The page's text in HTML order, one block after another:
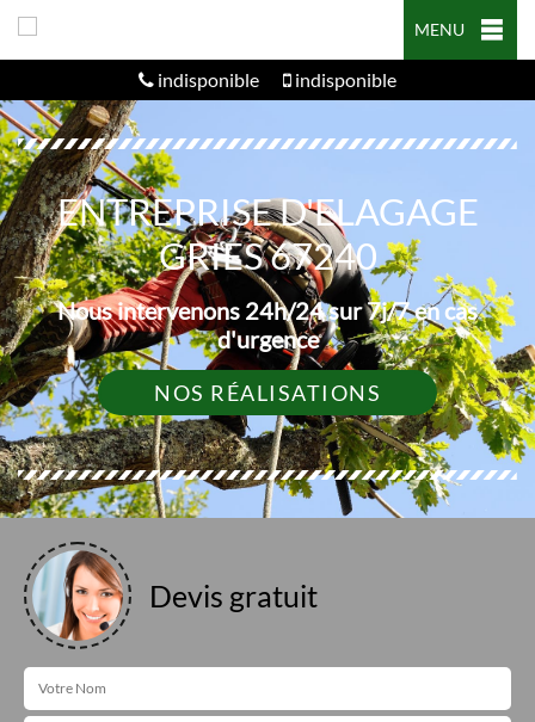
MENU
indisponible indisponible
ENTREPRISE D'ELAGAGE
GRIES 67240
Nous intervenons 24h/24 sur 7j/7 en cas
d'urgence
NOS RÉALISATIONS
Devis gratuit